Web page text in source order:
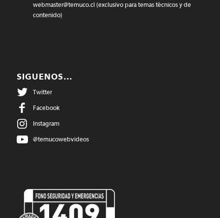
webmaster@temuco.cl(exclusivo para temas técnicos y de
contenido)
SIGUENOS…
Twitter
Facebook
Instagram
@temucowebvideos